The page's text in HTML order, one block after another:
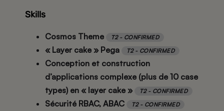
Skills
Cosmos Theme T2 - CONFIRMED
« Layer cake » Pega T2 - CONFIRMED
Conception et construction
d’applications complexe (plus de 10 case
types) en « layer cake »
T2 - CONFIRMED
Sécurité RBAC, ABAC T2 - CONFIRMED